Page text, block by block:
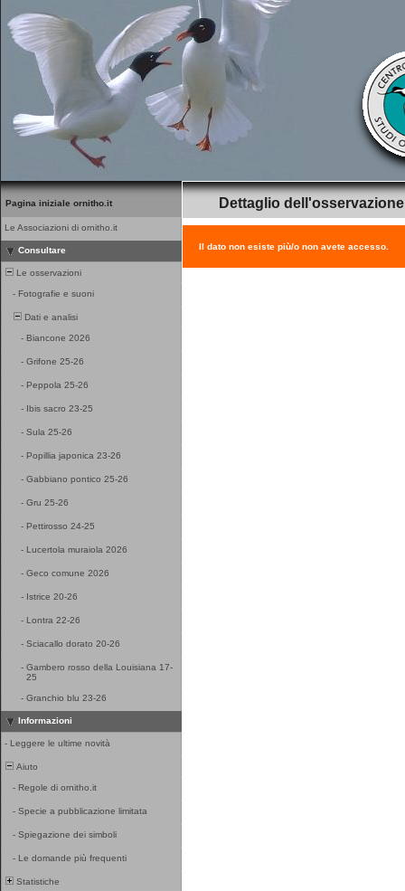
Pagina iniziale ornitho.it
Le Associazioni di ornitho.it
Consultare
Le osservazioni
- Fotografie e suoni
Dati e analisi
- Biancone 2026
- Grifone 25-26
- Peppola 25-26
- Ibis sacro 23-25
- Sula 25-26
- Popillia japonica 23-26
- Gabbiano pontico 25-26
- Gru 25-26
- Pettirosso 24-25
- Lucertola muraiola 2026
- Geco comune 2026
- Istrice 20-26
- Lontra 22-26
- Sciacallo dorato 20-26
- Gambero rosso della Louisiana 17-
25
- Granchio blu 23-26
Informazioni
- Leggere le ultime novità
Aiuto
- Regole di ornitho.it
- Specie a pubblicazione limitata
- Spiegazione dei simboli
- Le domande più frequenti
Statistiche
Dettaglio dell'osservazione
Il dato non esiste più/o non avete accesso.